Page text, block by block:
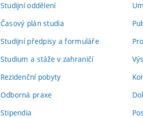
Studijní oddělení
Časový plán studia
Studijní předpisy a formuláře
Studium a stáže v zahraničí
Rezidenční pobyty
Odborná praxe
Stipendia